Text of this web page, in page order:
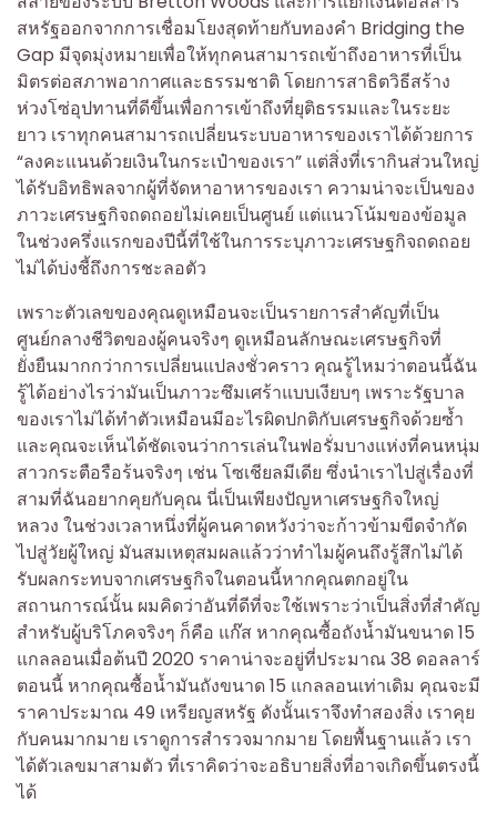
สหรัฐออกจากการเชื่อมโยงสุดท้ายกับทองคำ Bridging the
Gap มีจุดมุ่งหมายเพื่อให้ทุกคนสามารถเข้าถึงอาหารที่เป็น
มิตรต่อสภาพอากาศและธรรมชาติ โดยการสาธิตวิธีสร้าง
ห่วงโซ่อุปทานที่ดีขึ้นเพื่อการเข้าถึงที่ยุติธรรมและในระยะ
ยาว เราทุกคนสามารถเปลี่ยนระบบอาหารของเราได้ด้วยการ
“ลงคะแนนด้วยเงินในกระเป๋าของเรา” แต่สิ่งที่เรากินส่วนใหญ่
ได้รับอิทธิพลจากผู้ที่จัดหาอาหารของเรา ความน่าจะเป็นของ
ภาวะเศรษฐกิจถดถอยไม่เคยเป็นศูนย์ แต่แนวโน้มของข้อมูล
ในช่วงครึ่งแรกของปีนี้ที่ใช้ในการระบุภาวะเศรษฐกิจถดถอย
ไม่ได้บ่งชี้ถึงการชะลอตัว
เพราะตัวเลขของคุณดูเหมือนจะเป็นรายการสำคัญที่เป็น
ศูนย์กลางชีวิตของผู้คนจริงๆ ดูเหมือนลักษณะเศรษฐกิจที่
ยั่งยืนมากกว่าการเปลี่ยนแปลงชั่วคราว คุณรู้ไหมว่าตอนนี้ฉัน
รู้ได้อย่างไรว่ามันเป็นภาวะซึมเศร้าแบบเงียบๆ เพราะรัฐบาล
ของเราไม่ได้ทำตัวเหมือนมีอะไรผิดปกติกับเศรษฐกิจด้วยซ้ำ
และคุณจะเห็นได้ชัดเจนว่าการเล่นในฟอรั่มบางแห่งที่คนหนุ่ม
สาวกระตือรือร้นจริงๆ เช่น โซเชียลมีเดีย ซึ่งนำเราไปสู่เรื่องที่
สามที่ฉันอยากคุยกับคุณ นี่เป็นเพียงปัญหาเศรษฐกิจใหญ่
หลวง ในช่วงเวลาหนึ่งที่ผู้คนคาดหวังว่าจะก้าวข้ามขีดจำกัด
ไปสู่วัยผู้ใหญ่ มันสมเหตุสมผลแล้วว่าทำไมผู้คนถึงรู้สึกไม่ได้
รับผลกระทบจากเศรษฐกิจในตอนนี้หากคุณตกอยู่ใน
สถานการณ์นั้น ผมคิดว่าอันที่ดีที่จะใช้เพราะว่าเป็นสิ่งที่สำคัญ
สำหรับผู้บริโภคจริงๆ ก็คือ แก๊ส หากคุณซื้อถังน้ำมันขนาด 15
แกลลอนเมื่อต้นปี 2020 ราคาน่าจะอยู่ที่ประมาณ 38 ดอลลาร์
ตอนนี้ หากคุณซื้อน้ำมันถังขนาด 15 แกลลอนเท่าเดิม คุณจะมี
ราคาประมาณ 49 เหรียญสหรัฐ ดังนั้นเราจึงทำสองสิ่ง เราคุย
กับคนมากมาย เราดูการสำรวจมากมาย โดยพื้นฐานแล้ว เรา
ได้ตัวเลขมาสามตัว ที่เราคิดว่าจะอธิบายสิ่งที่อาจเกิดขึ้นตรงนี้
ได้